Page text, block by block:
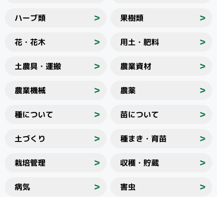
ハーブ類 ＞ 果樹類 ＞
花・花木 ＞ 用土・肥料 ＞
土農具・運搬 ＞ 農業資材 ＞
農業機械 ＞ 農薬 ＞
種について ＞ 苗について ＞
土づくり ＞ 種まき・育苗 ＞
栽培管理 ＞ 収穫・貯蔵 ＞
病気 ＞ 害虫 ＞